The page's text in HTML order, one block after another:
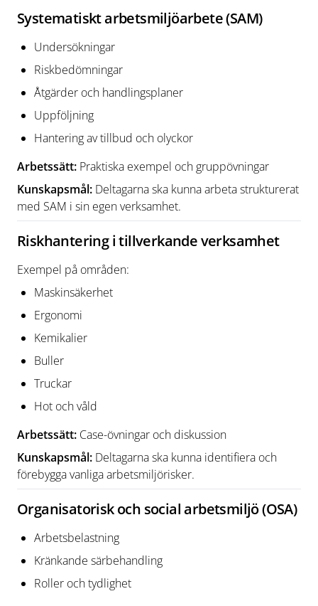
Systematiskt arbetsmiljöarbete (SAM)
Undersökningar
Riskbedömningar
Åtgärder och handlingsplaner
Uppföljning
Hantering av tillbud och olyckor
Arbetssätt: Praktiska exempel och gruppövningar
Kunskapsmål: Deltagarna ska kunna arbeta strukturerat
med SAM i sin egen verksamhet.
Riskhantering i tillverkande verksamhet
Exempel på områden:
Maskinsäkerhet
Ergonomi
Kemikalier
Buller
Truckar
Hot och våld
Arbetssätt: Case-övningar och diskussion
Kunskapsmål: Deltagarna ska kunna identifiera och
förebygga vanliga arbetsmiljörisker.
Organisatorisk och social arbetsmiljö (OSA)
Arbetsbelastning
Kränkande särbehandling
Roller och tydlighet